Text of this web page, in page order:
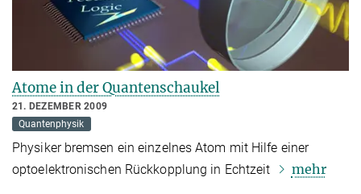
Atome in der Quantenschaukel
21. DEZEMBER 2009
Quantenphysik
Physiker bremsen ein einzelnes Atom mit Hilfe einer
optoelektronischen Rückkopplung in Echtzeit
mehr